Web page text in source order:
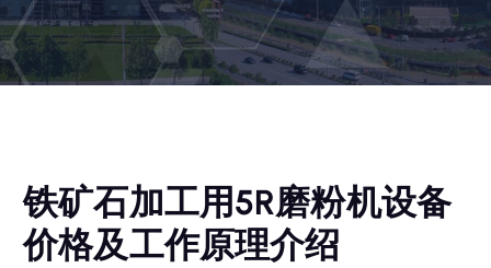
铁矿石加工用5R磨粉机设备
价格及工作原理介绍